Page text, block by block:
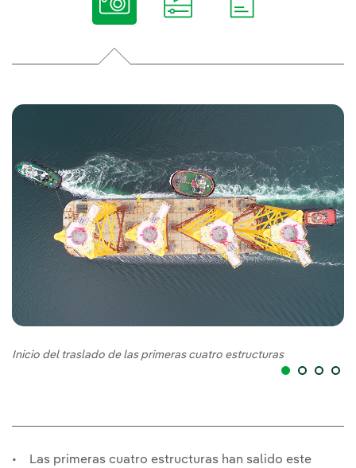
Inicio del traslado de las primeras cuatro estructuras
• Las primeras cuatro estructuras han salido este